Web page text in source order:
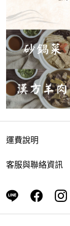
運費說明
客服與聯絡資訊